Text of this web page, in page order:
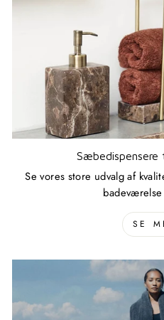
Sæbedispensere
Se vores store udvalg af
SE